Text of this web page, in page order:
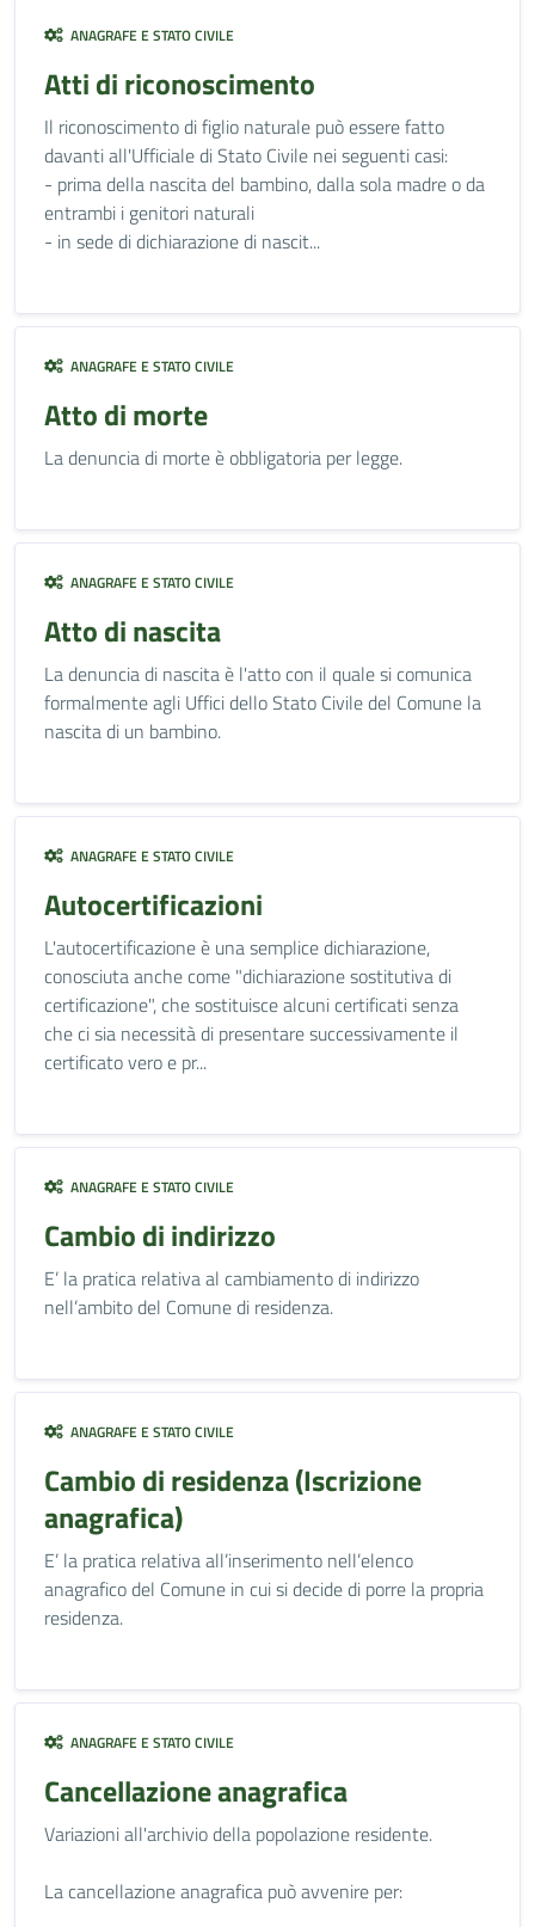
ANAGRAFE E STATO CIVILE
Atti di riconoscimento
Il riconoscimento di figlio naturale può essere fatto
davanti all'Ufficiale di Stato Civile nei seguenti casi:
- prima della nascita del bambino, dalla sola madre o da
entrambi i genitori naturali
- in sede di dichiarazione di nascit...
ANAGRAFE E STATO CIVILE
Atto di morte
La denuncia di morte è obbligatoria per legge.
ANAGRAFE E STATO CIVILE
Atto di nascita
La denuncia di nascita è l'atto con il quale si comunica
formalmente agli Uffici dello Stato Civile del Comune la
nascita di un bambino.
ANAGRAFE E STATO CIVILE
Autocertificazioni
L'autocertificazione è una semplice dichiarazione,
conosciuta anche come "dichiarazione sostitutiva di
certificazione", che sostituisce alcuni certificati senza
che ci sia necessità di presentare successivamente il
certificato vero e pr...
ANAGRAFE E STATO CIVILE
Cambio di indirizzo
E’ la pratica relativa al cambiamento di indirizzo
nell’ambito del Comune di residenza.
ANAGRAFE E STATO CIVILE
Cambio di residenza (Iscrizione
anagrafica)
E’ la pratica relativa all’inserimento nell’elenco
anagrafico del Comune in cui si decide di porre la propria
residenza.
ANAGRAFE E STATO CIVILE
Cancellazione anagrafica
Variazioni all'archivio della popolazione residente.
La cancellazione anagrafica può avvenire per: